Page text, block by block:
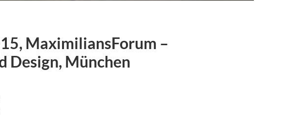
MaximiliansForum –
Design, München